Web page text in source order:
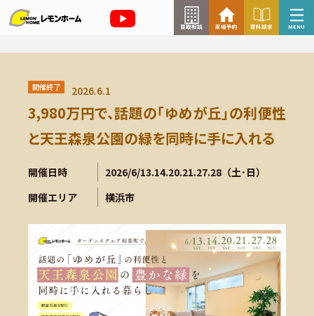
買取相談 来場予約 資料請求 MENU
TOP
イベント情報
お知らせ
コラム
開催終了 2026.6.1
3,980万円で、話題の｢ゆめが丘｣の利便性
と天王森泉公園の緑を同時に手に入れる
開催日時
2026/6/13.14.20.21.27.28（土･日）
開催エリア
横浜市